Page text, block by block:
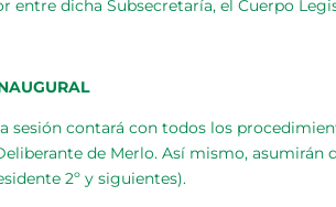
entre dicha Subsecretaría, el Cuerpo
sesión contará con todos los
de Merlo. Así mismo, asumirán
2º y siguientes).